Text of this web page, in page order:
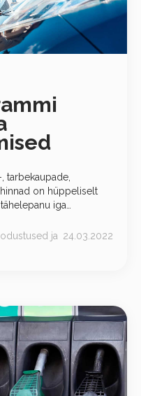
tarbekaupade,
iga
blogis &nbsp;arutanud, milline bensiin
ja 24.03.2022